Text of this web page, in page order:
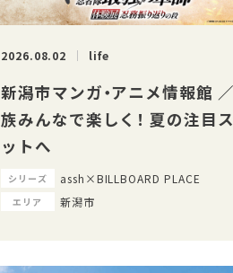
2026.08.02 life
新潟市マンガ・アニメ情報館
族みんなで楽しく！ 夏の注目
ットへ
シリーズ assh×BILLBOARD PLACE
エリア 新潟市